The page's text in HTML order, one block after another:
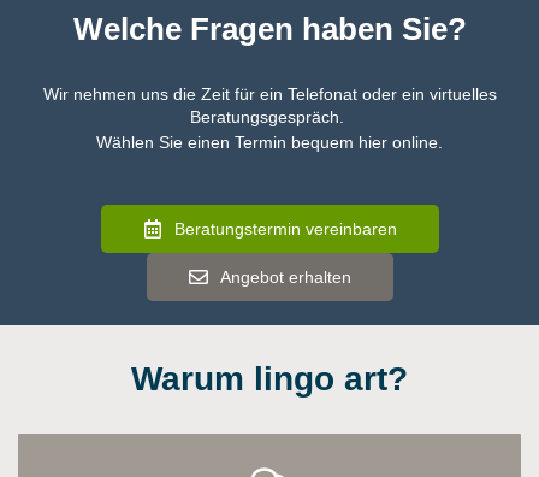
Welche Fragen haben Sie?
Wir nehmen uns die Zeit für ein Telefonat oder ein virtuelles
Beratungsgespräch.
Wählen Sie einen Termin bequem hier online.
Beratungstermin vereinbaren
Angebot erhalten
Warum lingo art?